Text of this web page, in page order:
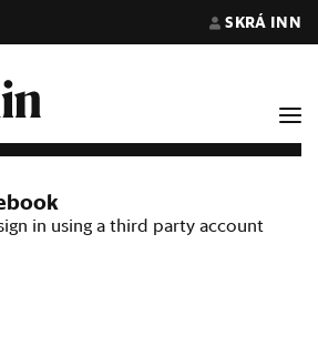
SKRÁ INN
in using a third party account